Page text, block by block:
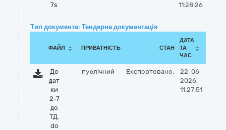
7s
11:28:26
Тип документа: Тендерна документація
ФАЙЛ ПРИВАТНІСТЬ СТАН
ДАТА
ТА
ЧАС
До
дат
ки
2-7
до
ТД.
do
публічний Експортовано:
22-06-
2026,
11:27:51